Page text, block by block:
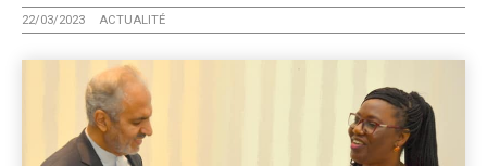
22/03/2023 ACTUALITÉ